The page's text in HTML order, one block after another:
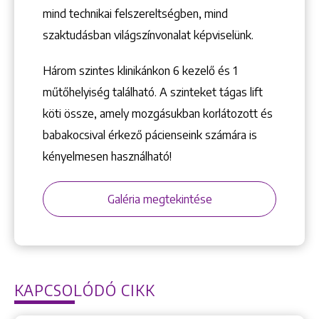
mind technikai felszereltségben, mind
szaktudásban világszínvonalat képviselünk.
Három szintes klinikánkon 6 kezelő ­és 1
műtőhelyiség található. A szinteket tágas lift
köti össze, amely mozgásukban korlátozott és
babakocsival érkező pácienseink számára is
kényelmesen használható!
Galéria megtekintése
KAPCSOLÓDÓ CIKK